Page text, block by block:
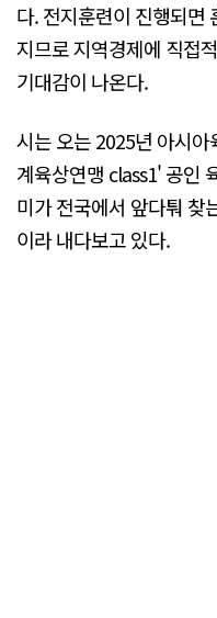
다. 전지훈련이 진행되면
지므로 지역경제에 직접
기대감이 나온다.
시는 오는 2025년 아시
계육상연맹 class1' 공인
미가 전국에서 앞다퉈 찾
이라 내다보고 있다.